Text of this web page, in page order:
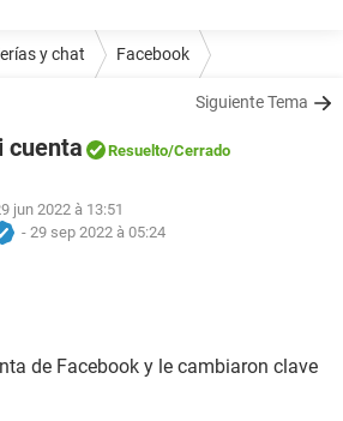
y chat Facebook
Siguiente Tema
cuenta Resuelto/Cerrado
jun 2022 à 13:51
- 29 sep 2022 à 05:24
de Facebook y le cambiaron clave